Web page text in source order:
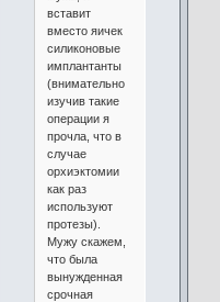
вставит
вместо яичек
силиконовые
имплантанты
(внимательно
изучив такие
операции я
прочла, что в
случае
орхиэктомии
как раз
используют
протезы).
Мужу скажем,
что была
вынужденная
срочная